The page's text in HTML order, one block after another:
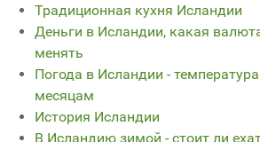
Традиционная кухня Исландии
Деньги в Исландии, какая
менять
Погода в Исландии -
месяцам
История Исландии
В Исландию зимой - стоит ли